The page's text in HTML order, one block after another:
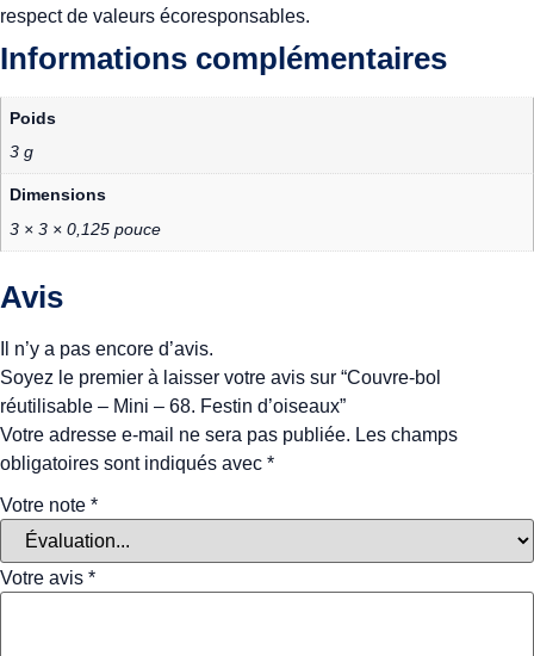
respect de valeurs écoresponsables.
Informations complémentaires
Poids
3 g
Dimensions
3 × 3 × 0,125 pouce
Avis
Il n’y a pas encore d’avis.
Soyez le premier à laisser votre avis sur “Couvre-bol
réutilisable – Mini – 68. Festin d’oiseaux”
Votre adresse e-mail ne sera pas publiée. Les champs
obligatoires sont indiqués avec *
Votre note *
Votre avis *